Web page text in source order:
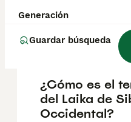
Generación
Guardar búsqueda
¿Qué raza de
Laika?
¿Cómo es el
del Laika de
Occidental?